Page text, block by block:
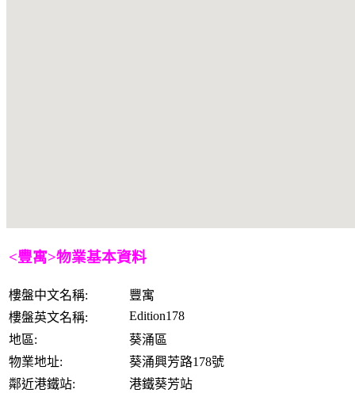
<豐寓>物業基本資料
樓盤中文名稱:
豐寓
樓盤英文名稱:
Edition178
地區:
葵涌區
物業地址:
葵涌興芳路178號
鄰近港鐵站:
港鐵葵芳站